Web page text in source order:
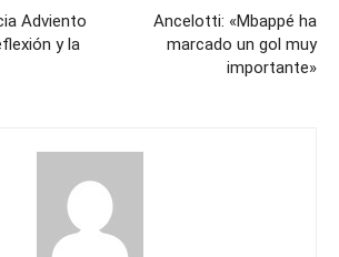
Adviento
y la
Ancelotti: «Mbappé ha
marcado un gol muy
importante»